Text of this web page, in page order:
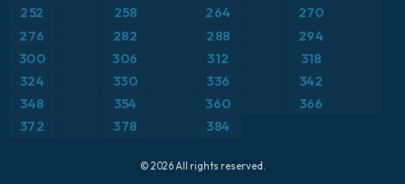
Francia
Grecia
Islandia
Punto de rocío a 2 m
Ráfagas de Viento Máximas
Ráfagas de viento
252 258 264
270
276
282 288
294
300
306 312
318
324
330 336 342
348 354 360 366
372 378 384
© 2026 All rights reserved.